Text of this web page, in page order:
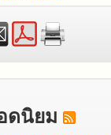
ดนิยม